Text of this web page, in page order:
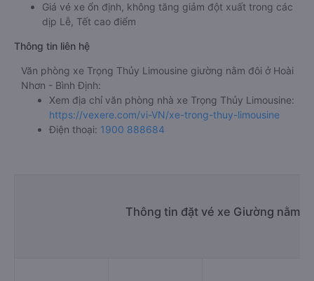
Giá vé xe ổn định, không tăng giảm đột xuất trong các
dịp Lễ, Tết cao điểm
Thông tin liên hệ
Văn phòng xe Trọng Thủy Limousine giường nằm đôi ở Hoài
Nhơn - Bình Định:
Xem địa chỉ văn phòng nhà xe Trọng Thủy Limousine:
https://vexere.com/vi-VN/xe-trong-thuy-limousine
Điện thoại: 1900 888684
Thông tin đặt vé xe Giường nằm